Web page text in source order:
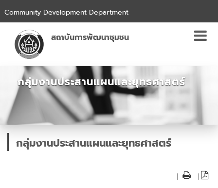
Community Development Department
สถาบันการพัฒนาชุมชน
กลุ่มงานประสานแผนและยุทธศาสตร์
กลุ่มงานประสานแผนและยุทธศาสตร์
| |